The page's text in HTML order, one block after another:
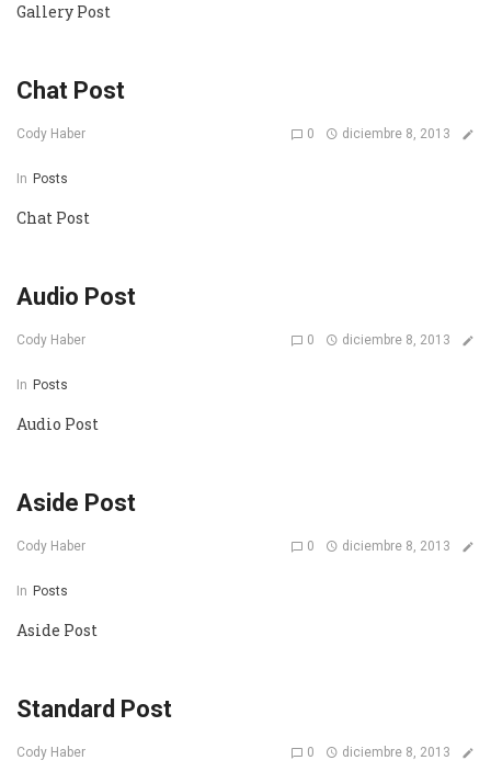
Gallery Post
Chat Post
Cody Haber 0 diciembre 8, 2013
In Posts
Chat Post
Audio Post
Cody Haber 0 diciembre 8, 2013
In Posts
Audio Post
Aside Post
Cody Haber 0 diciembre 8, 2013
In Posts
Aside Post
Standard Post
Cody Haber 0 diciembre 8, 2013